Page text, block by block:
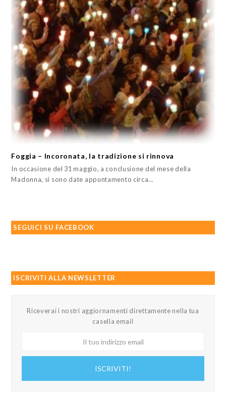
Foggia – Incoronata, la tradizione si rinnova
In occasione del 31 maggio, a conclusione del mese della
Madonna, si sono date appuntamento circa…
SEGUICI SU FACEBOOK
ISCRIVITI ALLA NEWSLETTER
Riceverai i nostri aggiornamenti direttamente nella tua
casella email
ISCRIVITI!